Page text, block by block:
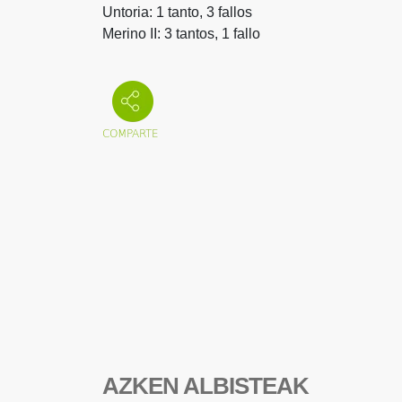
Untoria: 1 tanto, 3 fallos
Merino II: 3 tantos, 1 fallo
AZKEN ALBISTEAK